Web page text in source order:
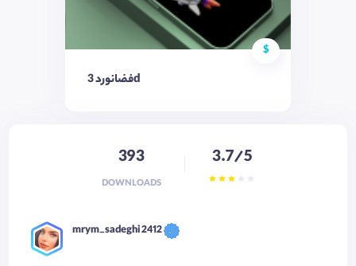
$
فضانورد 3d
393
DOWNLOADS
3.7/5
mrym_sadeghi 2412